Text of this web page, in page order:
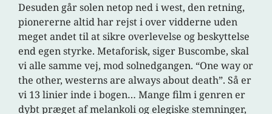
Desuden går solen netop ned i west, den retning,
pionererne altid har rejst i over vidderne uden
meget andet til at sikre overlevelse og beskyttelse
end egen styrke. Metaforisk, siger Buscombe, skal
vi alle samme vej, mod solnedgangen. “One way or
the other, westerns are always about death”. Så er
vi 13 linier inde i bogen… Mange film i genren er
dybt præget af melankoli og elegiske stemninger,